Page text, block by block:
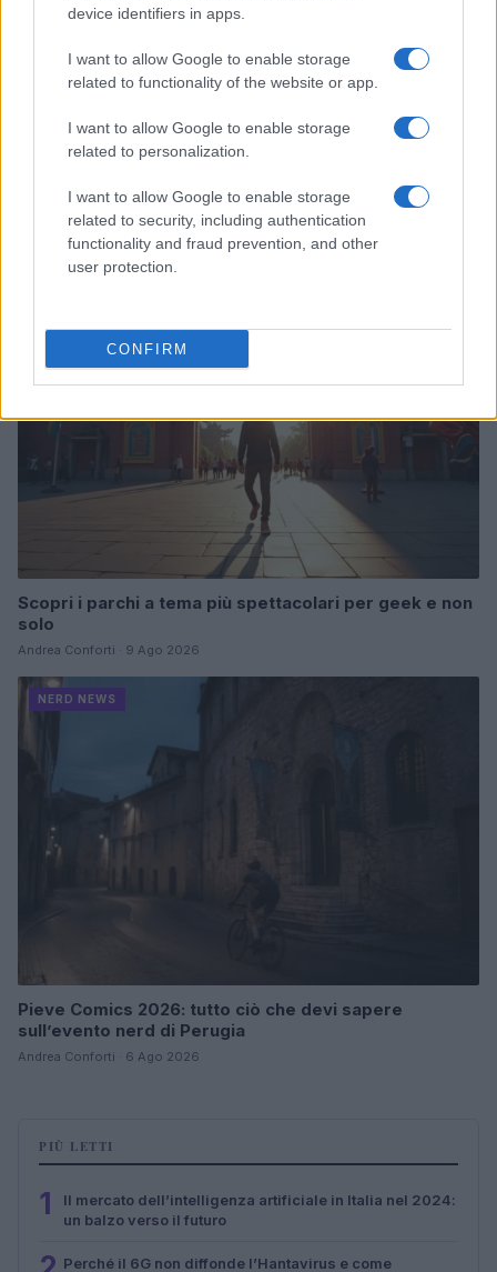
device identifiers in apps.
I want to allow Google to enable storage
related to functionality of the website or app.
I want to allow Google to enable storage
related to personalization.
I want to allow Google to enable storage
related to security, including authentication
functionality and fraud prevention, and other
user protection.
CONFIRM
12 libri fantasy imperdibili per viaggiare in mondi
straordinari
Francesca Lombardi · 10 Ago 2026
Scopri i parchi a tema più spettacolari per geek e non
solo
Andrea Conforti · 9 Ago 2026
NERD NEWS
Pieve Comics 2026: tutto ciò che devi sapere
sull’evento nerd di Perugia
Andrea Conforti · 6 Ago 2026
PIÙ LETTI
1
Il mercato dell’intelligenza artificiale in Italia nel 2024:
un balzo verso il futuro
Perché il 6G non diffonde l’Hantavirus e come